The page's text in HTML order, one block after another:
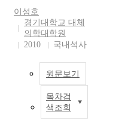
이성호
경기대학교 대체
의학대학원
2010
국내석사
원문보기
목차검
색조회